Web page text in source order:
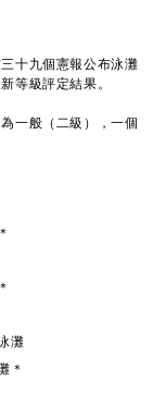
十九個憲報公布泳灘
等級評定結果。
一般（二級），一個
灘
＊